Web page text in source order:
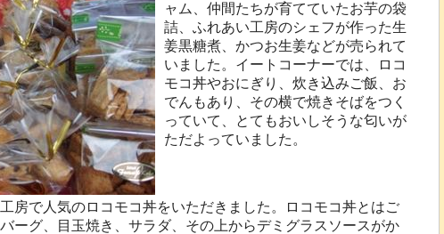
ャム、仲間たちが育てていたお芋の袋
詰、ふれあい工房のシェフが作った生
姜黒糖煮、かつお生姜などが売られて
いました。イートコーナーでは、ロコ
モコ丼やおにぎり、炊き込みご飯、お
でんもあり、その横で焼きそばをつく
っていて、とてもおいしそうな匂いが
ただよっていました。
房で人気のロコモコ丼をいただきました。ロコモコ丼とはご
ーグ、目玉焼き、サラダ、その上からデミグラスソースがか